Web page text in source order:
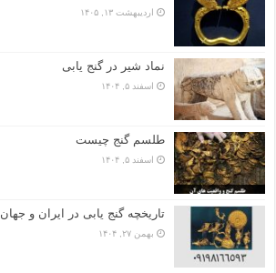
اردیبهشت ۱۳, ۱۴۰۵
نماد شیر در گنج یابی
اسفند ۵, ۱۴۰۴
طلسم گنج چیست
اسفند ۵, ۱۴۰۴
تاریخچه گنج‌ یابی در ایران و جهان
بهمن ۲۷, ۱۴۰۴